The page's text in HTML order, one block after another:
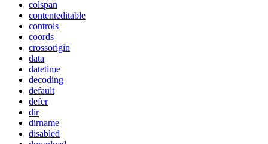
colspan
contenteditable
controls
coords
crossorigin
data
datetime
decoding
default
defer
dir
dirname
disabled